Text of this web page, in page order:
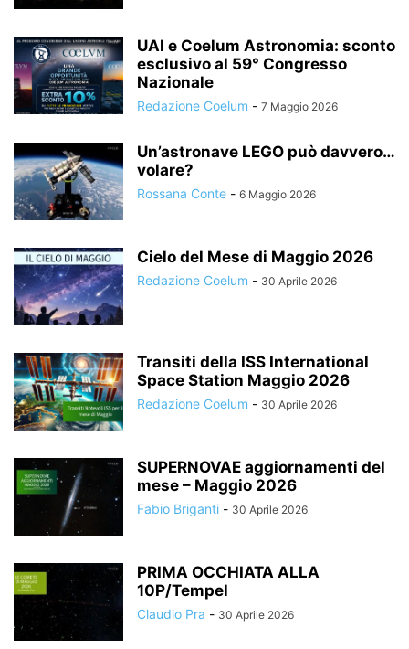
UAI e Coelum Astronomia: sconto
esclusivo al 59° Congresso
Nazionale
Redazione Coelum - 7 Maggio 2026
Un’astronave LEGO può davvero…
volare?
Rossana Conte - 6 Maggio 2026
Cielo del Mese di Maggio 2026
Redazione Coelum - 30 Aprile 2026
Transiti della ISS International
Space Station Maggio 2026
Redazione Coelum - 30 Aprile 2026
SUPERNOVAE aggiornamenti del
mese – Maggio 2026
Fabio Briganti - 30 Aprile 2026
PRIMA OCCHIATA ALLA
10P/Tempel
Claudio Pra - 30 Aprile 2026